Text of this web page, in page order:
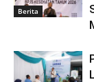
Berita